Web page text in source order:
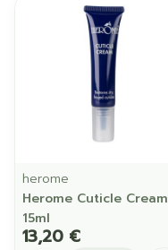
herome
Herome Cuticle Cream
15ml
13,20 €